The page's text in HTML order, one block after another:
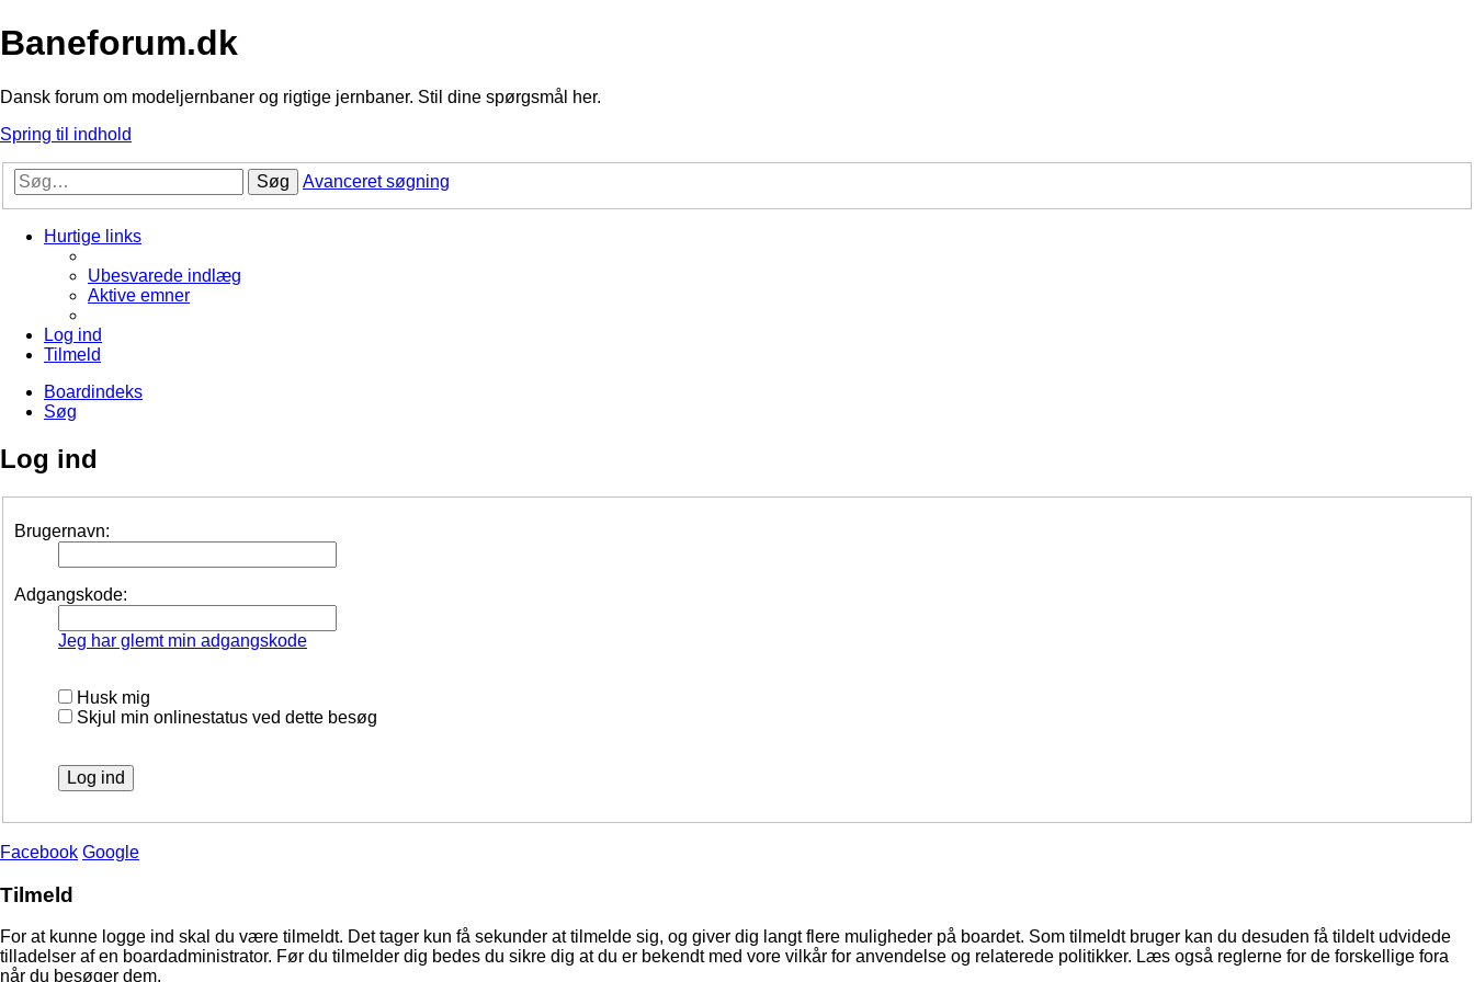
Baneforum.dk
Dansk forum om modeljernbaner og rigtige jernbaner. Stil dine spørgsmål her.
Spring til indhold
Søg Avanceret søgning
Hurtige links
Ubesvarede indlæg
Aktive emner
Log ind
Tilmeld
Boardindeks
Søg
Log ind
Brugernavn:
Adgangskode:
Jeg har glemt min adgangskode
Husk mig
Skjul min onlinestatus ved dette besøg
Facebook Google
Tilmeld
For at kunne logge ind skal du være tilmeldt. Det tager kun få sekunder at tilmelde sig, og giver dig langt flere muligheder på boardet. Som tilmeldt bruger kan du desuden få tildelt udvidede
tilladelser af en boardadministrator. Før du tilmelder dig bedes du sikre dig at du er bekendt med vore vilkår for anvendelse og relaterede politikker. Læs også reglerne for de forskellige fora
når du besøger dem.